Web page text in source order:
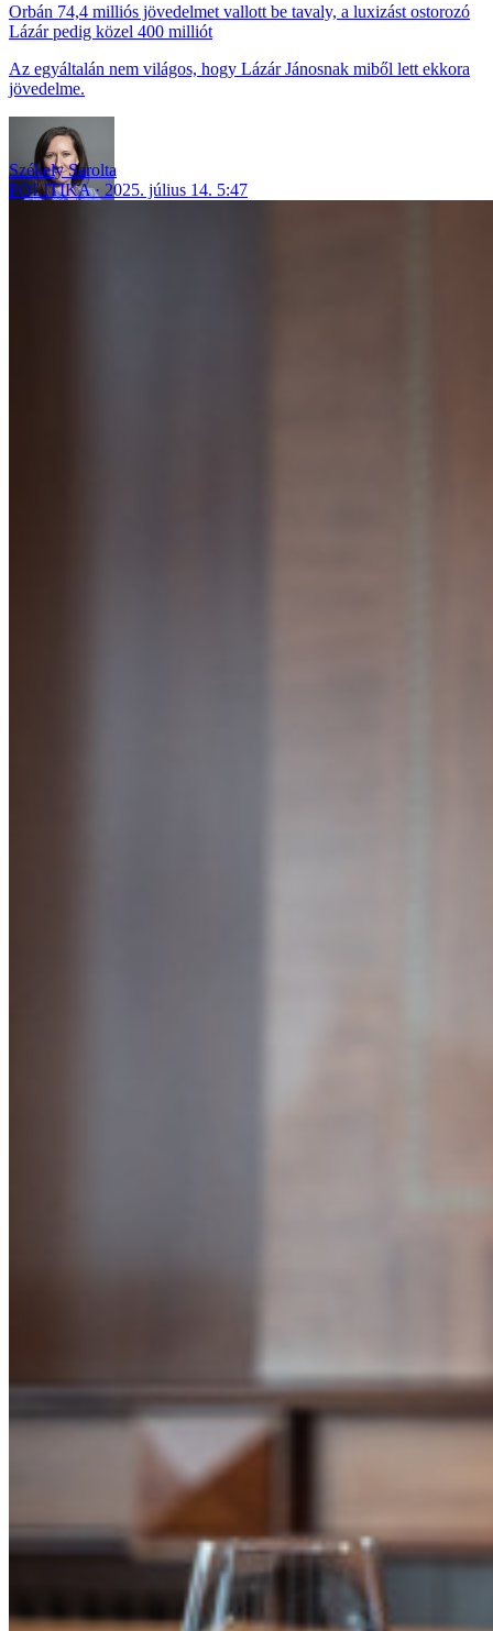
Orbán 74,4 milliós jövedelmet vallott be tavaly, a luxizást ostorozó
Lázár pedig közel 400 milliót
Az egyáltalán nem világos, hogy Lázár Jánosnak miből lett ekkora
jövedelme.
Székely Sarolta
POLITIKA
2025. július 14. 5:47